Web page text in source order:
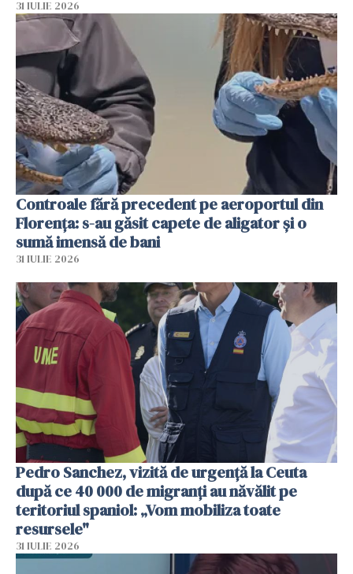
31 IULIE 2026
Controale fără precedent pe aeroportul din
Florența: s-au găsit capete de aligator și o
sumă imensă de bani
31 IULIE 2026
Pedro Sanchez, vizită de urgență la Ceuta
după ce 40 000 de migranți au năvălit pe
teritoriul spaniol: „Vom mobiliza toate
resursele"
31 IULIE 2026